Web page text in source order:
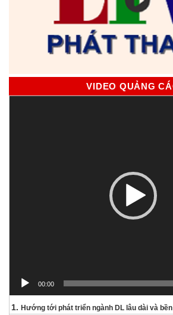
VIDEO QUẢNG
00:00
1. Hướng tới phát triển ngành DL lâu dài và